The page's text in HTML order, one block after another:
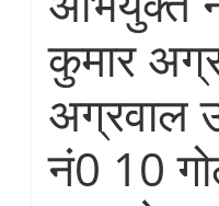
कुमार
अग्रवाल
नं0 10